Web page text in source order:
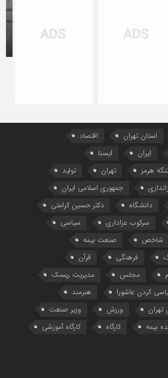
استان تهران
اقتصاد
ایران
ایسنا
هرمز تهران
تولید
جمهوری اسلامی ایران
دانشگاه
دکتر حسین کرامتی
سرکوب عزاداری
سیاسی
شاخص
صنعت بیمه
فرهنگی
قرآن
مجلس
مدیریت ریسک
کردن عاشورا
هنرمند
تهران
ورزش
وزیر صنعت
بیمه کارگاه
کارگاه آموزشی